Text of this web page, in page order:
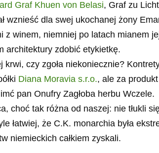
Graf Khuen von Belasi, Graf zu
wznieść dla swej ukochanej żony
z winem, niemniej po latach mianem
architektury zdobić etykietkę.
czy zgoła niekoniecznie?
Diana Moravia s.r.o., ale za produkt
pan Onufry Zagłoba herbu Wczele.
choć tak różna od naszej: nie tłukli
łatwiej, że C.K. monarchia była
niemieckich całkiem zyskali.